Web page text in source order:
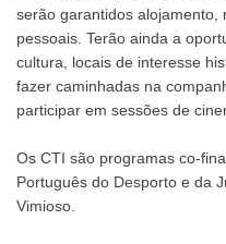
serão garantidos alojamento,
pessoais. Terão ainda a
cultura, locais de interesse
fazer caminhadas na
participar em sessões de
Os CTI são programas co-
Português do Desporto e da
Vimioso.